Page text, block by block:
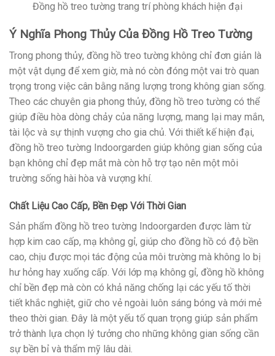
Đồng hồ treo tường trang trí phòng khách hiện đại
Ý Nghĩa Phong Thủy Của Đồng Hồ Treo Tường
Trong phong thủy, đồng hồ treo tường không chỉ đơn giản là
một vật dụng để xem giờ, mà nó còn đóng một vai trò quan
trọng trong việc cân bằng năng lượng trong không gian sống.
Theo các chuyên gia phong thủy, đồng hồ treo tường có thể
giúp điều hòa dòng chảy của năng lượng, mang lại may mắn,
tài lộc và sự thịnh vượng cho gia chủ. Với thiết kế hiện đại,
đồng hồ treo tường Indoorgarden giúp không gian sống của
bạn không chỉ đẹp mắt mà còn hỗ trợ tạo nên một môi
trường sống hài hòa và vượng khí.
Chất Liệu Cao Cấp, Bền Đẹp Với Thời Gian
Sản phẩm đồng hồ treo tường Indoorgarden được làm từ
hợp kim cao cấp, mạ không gỉ, giúp cho đồng hồ có độ bền
cao, chịu được mọi tác động của môi trường mà không lo bị
hư hỏng hay xuống cấp. Với lớp mạ không gỉ, đồng hồ không
chỉ bền đẹp mà còn có khả năng chống lại các yếu tố thời
tiết khắc nghiệt, giữ cho vẻ ngoài luôn sáng bóng và mới mẻ
theo thời gian. Đây là một yếu tố quan trọng giúp sản phẩm
trở thành lựa chọn lý tưởng cho những không gian sống cần
sự bền bỉ và thẩm mỹ lâu dài.